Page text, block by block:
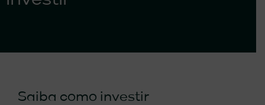
Saiba como investir